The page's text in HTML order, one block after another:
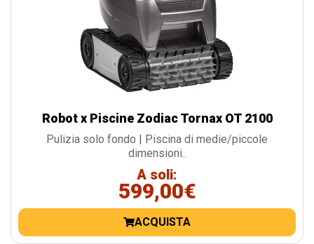
Robot x Piscine Zodiac Tornax OT 2100
Pulizia solo fondo | Piscina di medie/piccole
dimensioni..
A soli:
599,00€
ACQUISTA